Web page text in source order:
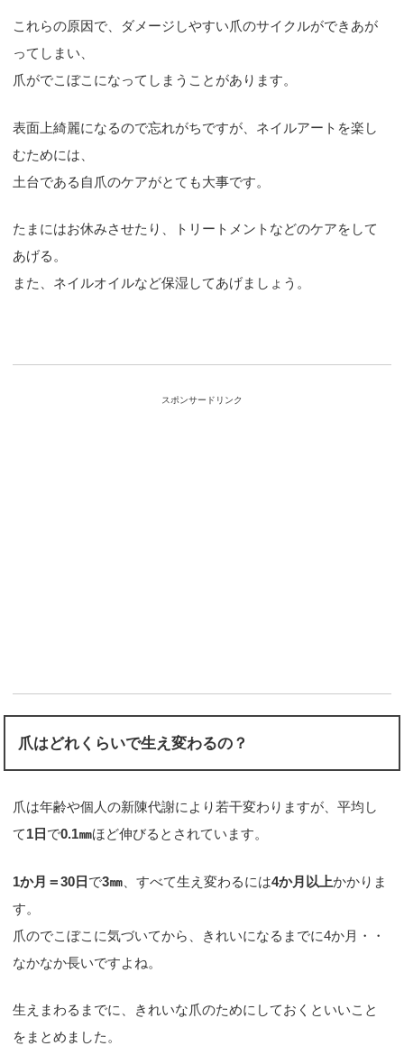
これらの原因で、ダメージしやすい爪のサイクルができあが
ってしまい、
爪がでこぼこになってしまうことがあります。
表面上綺麗になるので忘れがちですが、ネイルアートを楽し
むためには、
土台である自爪のケアがとても大事です。
たまにはお休みさせたり、トリートメントなどのケアをして
あげる。
また、ネイルオイルなど保湿してあげましょう。
スポンサードリンク
爪はどれくらいで生え変わるの？
爪は年齢や個人の新陳代謝により若干変わりますが、平均し
て1日 で0.1㎜ほど伸びるとされています。
1か月＝30日 で3㎜ 、すべて生え変わるには4か月以上かかりま
す。
爪のでこぼこに気づいてから、きれいになるまでに4か月・・
なかなか長いですよね。
生えまわるまでに、きれいな爪のためにしておくといいこと
をまとめました。